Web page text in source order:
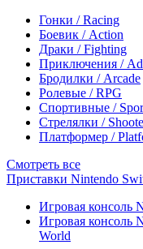
Гонки / Racing
Боевик / Action
Драки / Fighting
Приключения /
Бродилки / Arcade
Ролевые / RPG
Спортивные /
Стрелялки /
Платформер /
Смотреть все
Приставки Nintendo
Игровая консоль
Игровая консоль
World